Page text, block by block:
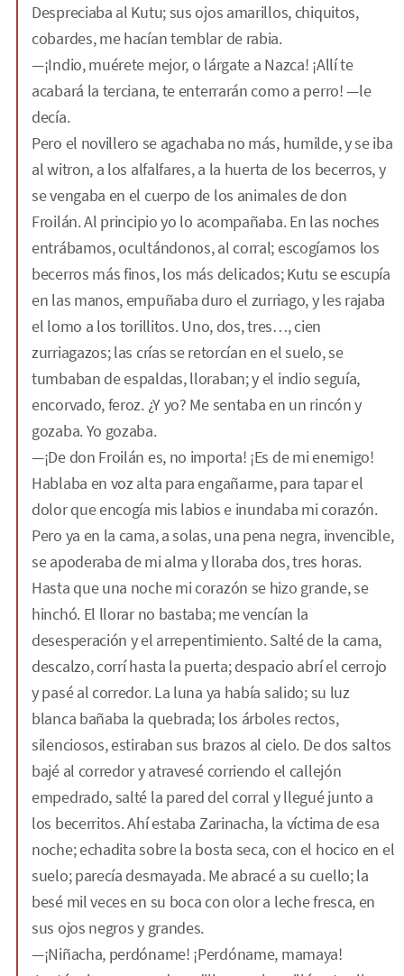
Despreciaba al Kutu; sus ojos amarillos, chiquitos,
cobardes, me hacían temblar de rabia.
—¡Indio, muérete mejor, o lárgate a Nazca! ¡Allí te
acabará la terciana, te enterrarán como a perro! —le
decía.
Pero el novillero se agachaba no más, humilde, y se iba
al witron, a los alfalfares, a la huerta de los becerros, y
se vengaba en el cuerpo de los animales de don
Froilán. Al principio yo lo acompañaba. En las noches
entrábamos, ocultándonos, al corral; escogíamos los
becerros más finos, los más delicados; Kutu se escupía
en las manos, empuñaba duro el zurriago, y les rajaba
el lomo a los torillitos. Uno, dos, tres…, cien
zurriagazos; las crías se retorcían en el suelo, se
tumbaban de espaldas, lloraban; y el indio seguía,
encorvado, feroz. ¿Y yo? Me sentaba en un rincón y
gozaba. Yo gozaba.
—¡De don Froilán es, no importa! ¡Es de mi enemigo!
Hablaba en voz alta para engañarme, para tapar el
dolor que encogía mis labios e inundaba mi corazón.
Pero ya en la cama, a solas, una pena negra, invencible,
se apoderaba de mi alma y lloraba dos, tres horas.
Hasta que una noche mi corazón se hizo grande, se
hinchó. El llorar no bastaba; me vencían la
desesperación y el arrepentimiento. Salté de la cama,
descalzo, corrí hasta la puerta; despacio abrí el cerrojo
y pasé al corredor. La luna ya había salido; su luz
blanca bañaba la quebrada; los árboles rectos,
silenciosos, estiraban sus brazos al cielo. De dos saltos
bajé al corredor y atravesé corriendo el callejón
empedrado, salté la pared del corral y llegué junto a
los becerritos. Ahí estaba Zarinacha, la víctima de esa
noche; echadita sobre la bosta seca, con el hocico en el
suelo; parecía desmayada. Me abracé a su cuello; la
besé mil veces en su boca con olor a leche fresca, en
sus ojos negros y grandes.
—¡Niñacha, perdóname! ¡Perdóname, mamaya!